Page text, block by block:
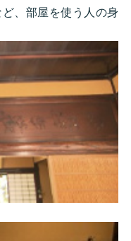
、部屋を使う人の身